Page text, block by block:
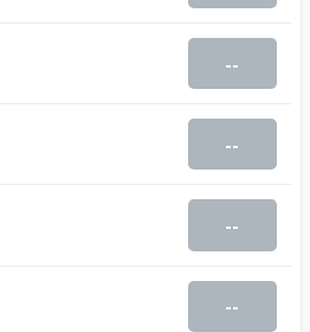
--
--
--
--